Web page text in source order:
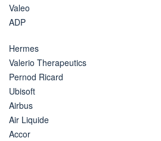
Valeo
ADP
Hermes
Valerio Therapeutics
Pernod Ricard
Ubisoft
Airbus
Air Liquide
Accor